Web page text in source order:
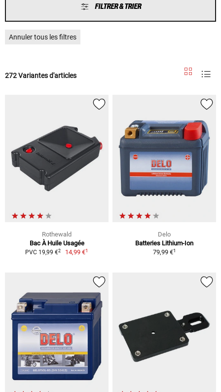
FILTRER & TRIER
Annuler tous les filtres
272 Variantes d'articles
Rothewald
Bac À Huile Usagée
PVC 19,99 €2 14,99 €1
Delo
Batteries Lithium-Ion
79,99 €1